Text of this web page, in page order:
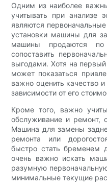
Одним из наиболее
учитывать при анализе
являются
установки машины для
машины продаются
сопоставить
выгодами. Хотя на
может показаться
важно оценить качество
зависимости от его
Кроме того, важно
обслуживание и ремонт,
Машина для замены
ремонта или
быстро стать бременем
очень важно искать
разумную
минимальные текущие